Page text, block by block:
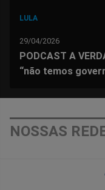
LULA
29/04/2026
PODCAST A
“não temos
NOSSAS